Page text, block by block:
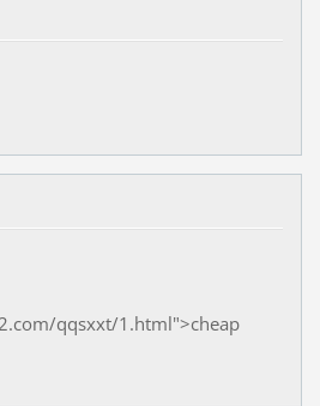
qqsxxt/1.html">cheap